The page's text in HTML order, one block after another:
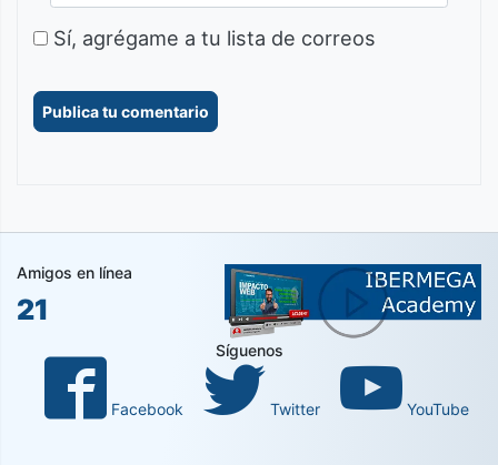
Sí, agrégame a tu lista de correos
Amigos en línea
21
Síguenos
Facebook Twitter YouTube